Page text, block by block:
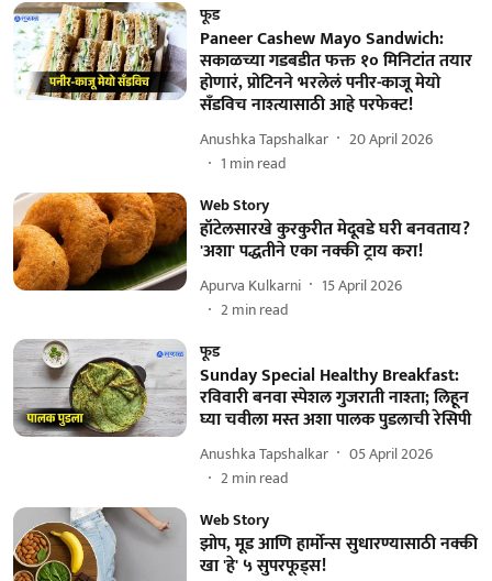
फूड
Paneer Cashew Mayo Sandwich:
सकाळच्या गडबडीत फक्त १० मिनिटांत तयार
होणारं, प्रोटिनने भरलेलं पनीर-काजू मेयो
सँडविच नाश्त्यासाठी आहे परफेक्ट!
Anushka Tapshalkar
20 April 2026
1 min read
Web Story
हॉटेलसारखे कुरकुरीत मेदूवडे घरी बनवताय?
'अशा' पद्धतीने एका नक्की ट्राय करा!
Apurva Kulkarni
15 April 2026
2min read
फूड
Sunday Special Healthy Breakfast:
रविवारी बनवा स्पेशल गुजराती नाश्ता; लिहून
घ्या चवीला मस्त अशा पालक पुडलाची रेसिपी
Anushka Tapshalkar
05 April 2026
2min read
Web Story
झोप, मूड आणि हार्मोन्स सुधारण्यासाठी नक्की
खा 'हे' ५ सुपरफूड्स!